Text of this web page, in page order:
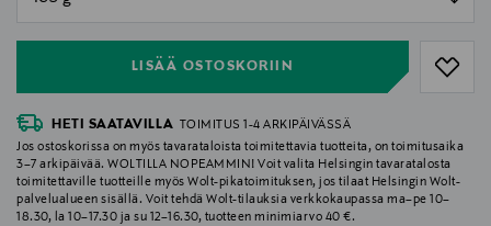
LISÄÄ OSTOSKORIIN
null
HETI SAATAVILLA
TOIMITUS 1-4 ARKIPÄIVÄSSÄ
Jos ostoskorissa on myös tavarataloista toimitettavia tuotteita, on toimitusaika
3–7 arkipäivää. WOLTILLA NOPEAMMIN! Voit valita Helsingin tavaratalosta
toimitettaville tuotteille myös Wolt-pikatoimituksen, jos tilaat Helsingin Wolt-
palvelualueen sisällä. Voit tehdä Wolt-tilauksia verkkokaupassa ma–pe 10–
18.30, la 10–17.30 ja su 12–16.30, tuotteen minimiarvo 40 €.